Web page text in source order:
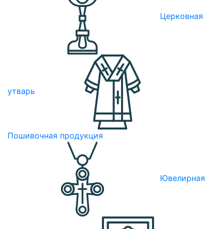
Церковная
утварь
Пошивочная продукция
Ювелирная